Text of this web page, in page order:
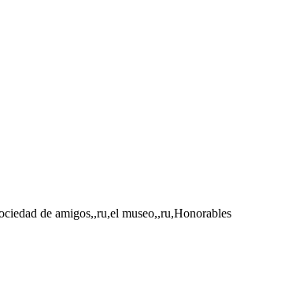
de amigos,,ru,el museo,,ru,Honorables